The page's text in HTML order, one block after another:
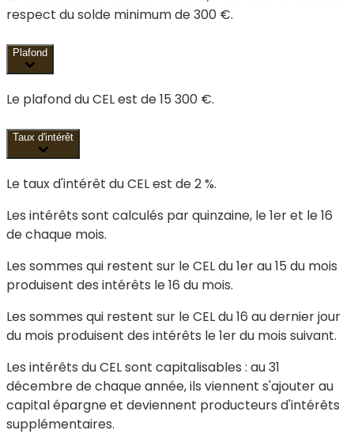
respect du solde minimum de300 €.
Plafond
Le plafond du CEL est de15 300 €.
Taux d'intérêt
Le taux d'intérêt du CEL est de2 %.
Les intérêts sont calculés par quinzaine, le 1er et le 16
de chaque mois.
Les sommes qui restent sur le CEL du 1erau 15 du mois
produisent des intérêts le 16 du mois.
Les sommes qui restent sur le CEL du 16 au dernier jour
du mois produisent des intérêts le 1erdu mois suivant.
Les intérêts du CEL sont capitalisables : au 31
décembre de chaque année, ils viennent s'ajouter au
capital épargne et deviennent producteurs d'intérêts
supplémentaires.